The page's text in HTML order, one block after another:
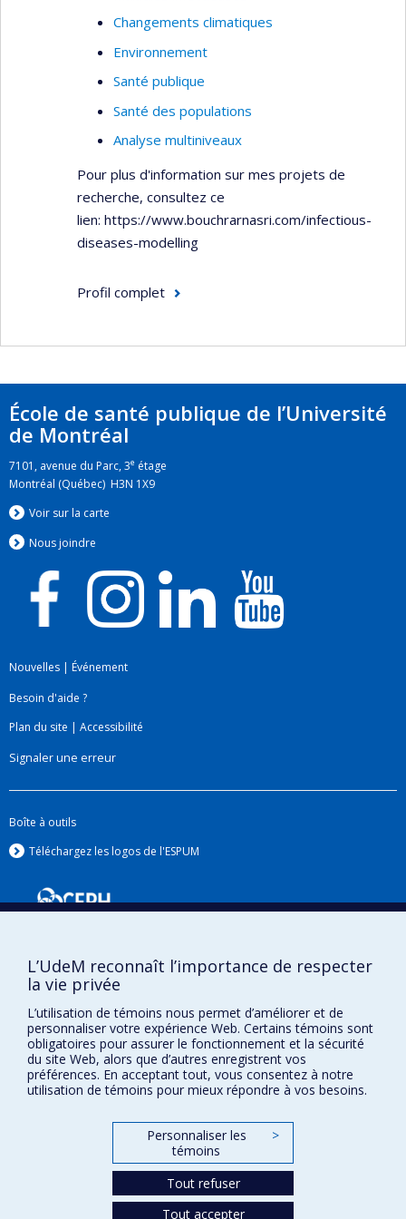
de l’exposition à des substances toxiques par la
voie cutanée. Finalement, Jérôme Lavoué
s’intéresse au design et à l’évaluation des
performances des stratégies de mesure de
l’exposition en milieu de travail.
Changements climatiques
Environnement
Santé publique
Santé des populations
Analyse multiniveaux
Pour plus d'information sur mes projets de
recherche, consultez ce
lien: https://www.bouchrarnasri.com/infectious-
diseases-modelling
Profil complet
École de santé publique de l’Université
de Montréal
7101, avenue du Parc, 3e étage
Montréal (Québec) H3N 1X9
Voir sur la carte
Nous joindre
Nouvelles | Événement
Besoin d'aide ?
Plan du site | Accessibilité
Signaler une erreur
Boîte à outils
Téléchargez les logos de l'ESPUM
Confidentialité
Conditions d’utilisation
Paramètres des témoins
Université de
L’UdeM reconnaît l’importance de respecter
la vie privée
L’utilisation de témoins nous permet d’améliorer et de
personnaliser votre expérience Web. Certains témoins sont
obligatoires pour assurer le fonctionnement et la sécurité
du site Web, alors que d’autres enregistrent vos
préférences. En acceptant tout, vous consentez à notre
utilisation de témoins pour mieux répondre à vos besoins.
Personnaliser les
témoins
>
Tout refuser
Tout accepter